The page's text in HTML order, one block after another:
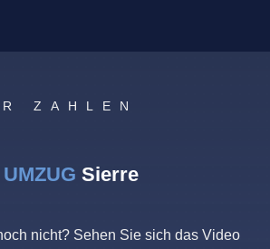
ZAHLEN
Sierre
nicht? Sehen Sie sich das Video